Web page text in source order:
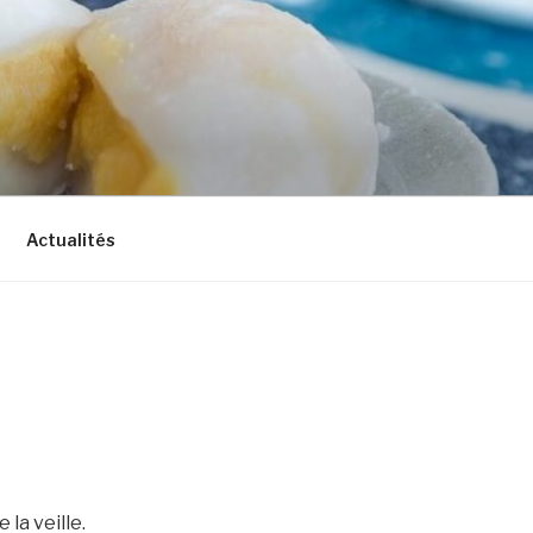
Actualités
la veille.